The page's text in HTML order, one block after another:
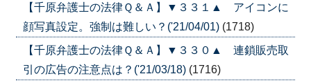
【千原弁護士の法律Ｑ＆Ａ】▼３３１▲ アイコンに
顔写真設定。強制は難しい？('21/04/01) (1718)
【千原弁護士の法律Ｑ＆Ａ】▼３３０▲ 連鎖販売取
引の広告の注意点は？('21/03/18) (1716)